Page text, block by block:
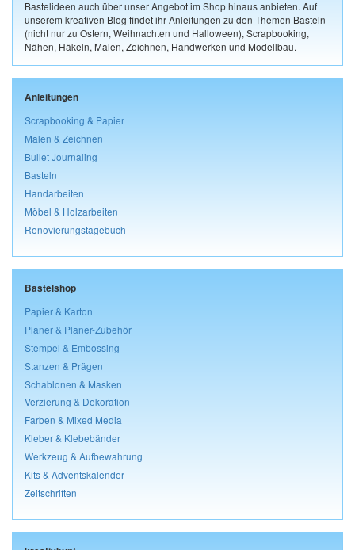
Bastelideen auch über unser Angebot im Shop hinaus anbieten. Auf
unserem kreativen Blog findet ihr Anleitungen zu den Themen Basteln
(nicht nur zu Ostern, Weihnachten und Halloween), Scrapbooking,
Nähen, Häkeln, Malen, Zeichnen, Handwerken und Modellbau.
Anleitungen
Scrapbooking & Papier
Malen & Zeichnen
Bullet Journaling
Basteln
Handarbeiten
Möbel & Holzarbeiten
Renovierungstagebuch
Bastelshop
Papier & Karton
Planer & Planer-Zubehör
Stempel & Embossing
Stanzen & Prägen
Schablonen & Masken
Verzierung & Dekoration
Farben & Mixed Media
Kleber & Klebebänder
Werkzeug & Aufbewahrung
Kits & Adventskalender
Zeitschriften